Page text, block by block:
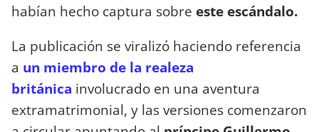
habían hecho captura sobre este escándalo.
La publicación se viralizó haciendo referencia
a un miembro de la realeza
británica involucrado en una aventura
extramatrimonial, y las versiones comenzaron